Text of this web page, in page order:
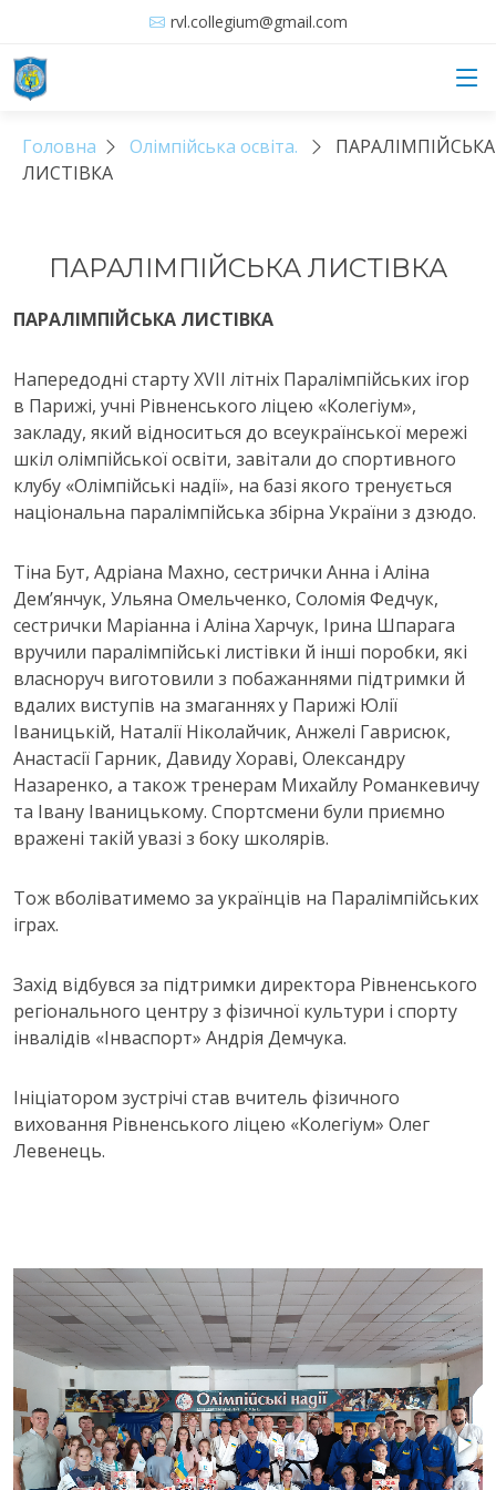
rvl.collegium@gmail.com
Головна Олімпійська освіта.
ПАРАЛІМПІЙСЬКА
ЛИСТІВКА
ПАРАЛІМПІЙСЬКА ЛИСТІВКА
ПАРАЛІМПІЙСЬКА ЛИСТІВКА
Напередодні старту ХVІІ літніх Паралімпійських ігор
в Парижі, учні Рівненського ліцею «Колегіум»,
закладу, який відноситься до всеукраїнської мережі
шкіл олімпійської освіти, завітали до спортивного
клубу «Олімпійські надії», на базі якого тренується
національна паралімпійська збірна України з дзюдо.
Тіна Бут, Адріана Махно, сестрички Анна і Аліна
Дем’янчук, Ульяна Омельченко, Соломія Федчук,
сестрички Маріанна і Аліна Харчук, Ірина Шпарага
вручили паралімпійські листівки й інші поробки, які
власноруч виготовили з побажаннями підтримки й
вдалих виступів на змаганнях у Парижі Юлії
Іваницькій, Наталії Ніколайчик, Анжелі Гаврисюк,
Анастасії Гарник, Давиду Хораві, Олександру
Назаренко, а також тренерам Михайлу Романкевичу
та Івану Іваницькому. Спортсмени були приємно
вражені такій увазі з боку школярів.
Тож вболіватимемо за українців на Паралімпійських
іграх.
Захід відбувся за підтримки директора Рівненського
регіонального центру з фізичної культури і спорту
інвалідів «Інваспорт» Андрія Демчука.
Ініціатором зустрічі став вчитель фізичного
виховання Рівненського ліцею «Колегіум» Олег
Левенець.